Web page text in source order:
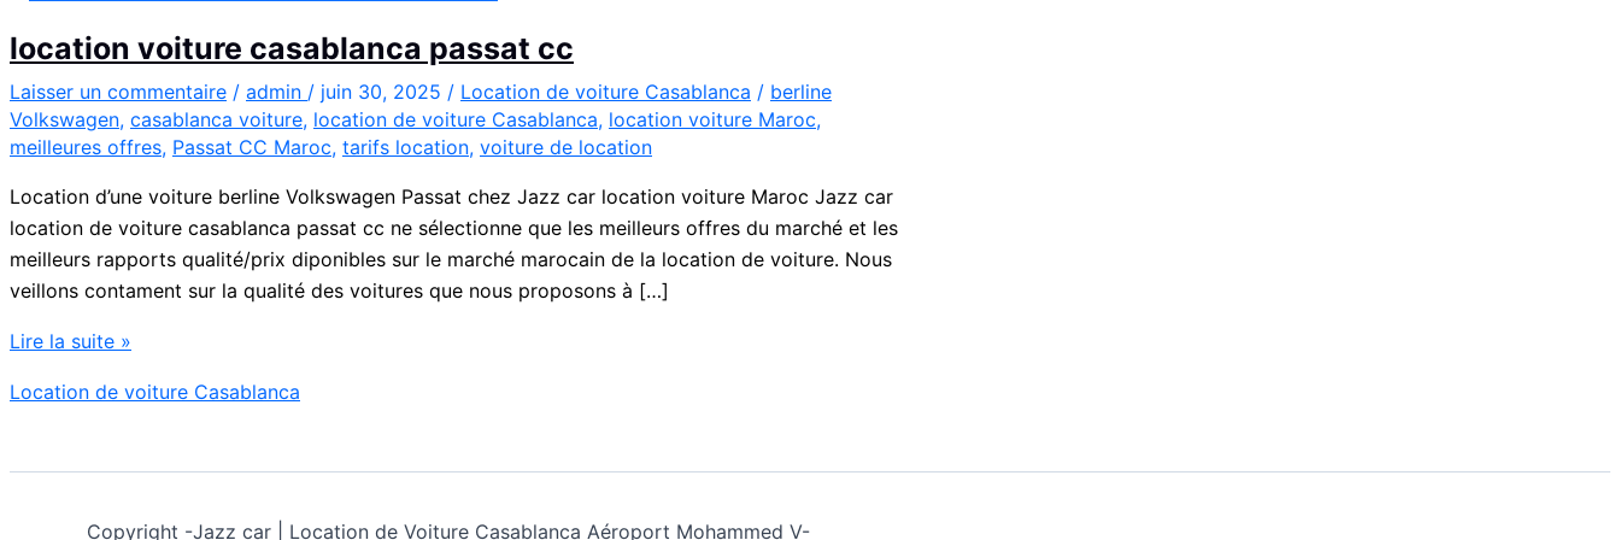
location voiture casablanca passat cc
Laisser un commentaire / admin / juin 30, 2025 / Location de voiture Casablanca / berline
Volkswagen, casablanca voiture, location de voiture Casablanca, location voiture Maroc,
meilleures offres, Passat CC Maroc, tarifs location, voiture de location
Location d’une voiture berline Volkswagen Passat chez Jazz car location voiture Maroc Jazz car
location de voiture casablanca passat cc ne sélectionne que les meilleurs offres du marché et les
meilleurs rapports qualité/prix diponibles sur le marché marocain de la location de voiture. Nous
veillons contament sur la qualité des voitures que nous proposons à […]
location
casablanca
cc
Lire la suite »
Location de voiture Casablanca
Copyright -Jazz car | Location de Voiture Casablanca Aéroport Mohammed V-